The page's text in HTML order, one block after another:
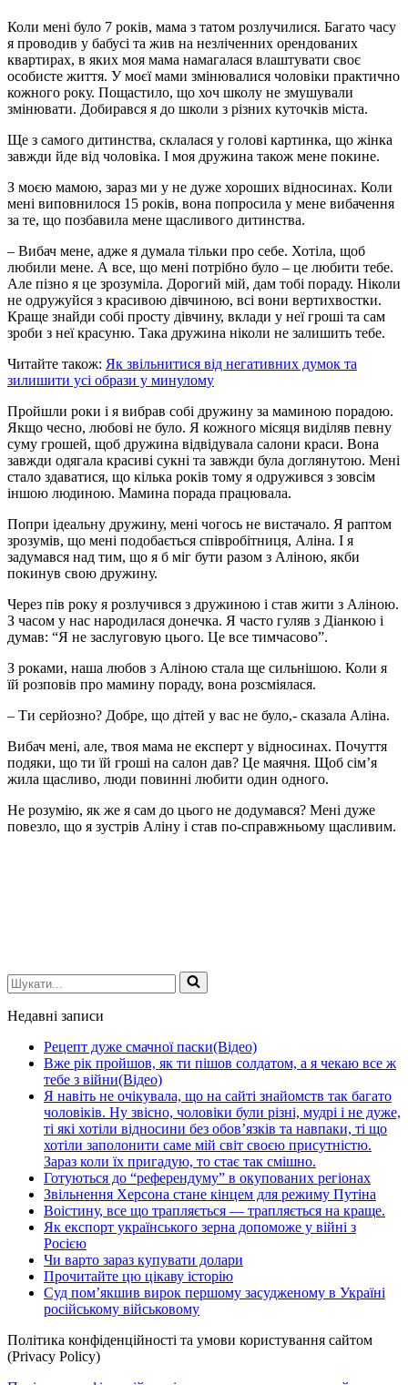
Коли мені було 7 років, мама з татом розлучилися. Багато часу
я проводив у бабусі та жив на незліченних орендованих
квартирах, в яких моя мама намагалася влаштувати своє
особисте життя. У моєї мами змінювалися чоловіки практично
кожного року. Пощастило, що хоч школу не змушували
змінювати. Добирався я до школи з різних куточків міста.
Ще з самого дитинства, склалася у голові картинка, що жінка
завжди йде від чоловіка. І моя дружина також мене покине.
З моєю мамою, зараз ми у не дуже хороших відносинах. Коли
мені виповнилося 15 років, вона попросила у мене вибачення
за те, що позбавила мене щасливого дитинства.
– Вибач мене, адже я думала тільки про себе. Хотіла, щоб
любили мене. А все, що мені потрібно було – це любити тебе.
Але пізно я це зрозуміла. Дорогий мій, дам тобі пораду. Ніколи
не одружуйся з красивою дівчиною, всі вони вертихвостки.
Краще знайди собі просту дівчину, вклади у неї гроші та сам
зроби з неї красуню. Така дружина ніколи не залишить тебе.
Читайте також: Як звільнитися від негативних думок та
зилишити усі образи у минулому
Пройшли роки і я вибрав собі дружину за маминою порадою.
Якщо чесно, любові не було. Я кожного місяця виділяв певну
суму грошей, щоб дружина відвідувала салони краси. Вона
завжди одягала красиві сукні та завжди була доглянутою. Мені
стало здаватися, що кілька років тому я одружився з зовсім
іншою людиною. Мамина порада працювала.
Попри ідеальну дружину, мені чогось не вистачало. Я раптом
зрозумів, що мені подобається співробітниця, Аліна. І я
задумався над тим, що я б міг бути разом з Аліною, якби
покинув свою дружину.
Через пів року я розлучився з дружиною і став жити з Аліною.
З часом у нас народилася донечка. Я часто гуляв з Діанкою і
думав: “Я не заслуговую цього. Це все тимчасово”.
З роками, наша любов з Аліною стала ще сильнішою. Коли я
їй розповів про мамину пораду, вона розсміялася.
– Ти серйозно? Добре, що дітей у вас не було,- сказала Аліна.
Вибач мені, але, твоя мама не експерт у відносинах. Почуття
подяки, що ти їй гроші на салон дав? Це маячня. Щоб сім’я
жила щасливо, люди повинні любити один одного.
Не розумію, як же я сам до цього не додумався? Мені дуже
повезло, що я зустрів Аліну і став по-справжньому щасливим.
Шукати...
Недавні записи
Рецепт дуже смачної паски(Відео)
Вже рік пройшов, як ти пішов солдатом, а я чекаю все ж
тебе з війни(Відео)
Я навіть не очікувала, що на сайті знайомств так багато
чоловіків. Ну звісно, чоловіки були різні, мудрі і не дуже,
ті які хотіли відносини без обов’язків та навпаки, ті що
хотіли заполонити саме мій світ своєю присутністю.
Зараз коли їх пригадую, то стає так смішно.
Готуються до “референдуму” в окупованих регіонах
Звільнення Херсона стане кінцем для режиму Путіна
Воістину, все що трапляється — трапляється на краще.
Як експорт українського зерна допоможе у війні з
Росією
Чи варто зараз купувати долари
Прочитайте цю цікаву історію
Суд пом’якшив вирок першому засудженому в Україні
російському військовому
Політика конфіденційності та умови користування сайтом
(Privacy Policy)